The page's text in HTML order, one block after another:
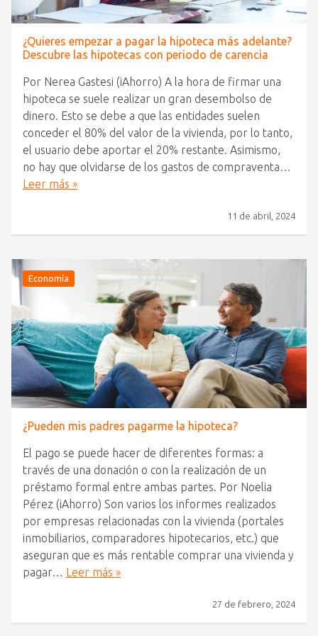
¿Quieres empezar a pagar la hipoteca más adelante?
Descubre las hipotecas con periodo de carencia
Por Nerea Gastesi (iAhorro) A la hora de firmar una
hipoteca se suele realizar un gran desembolso de
dinero. Esto se debe a que las entidades suelen
conceder el 80% del valor de la vivienda, por lo tanto,
el usuario debe aportar el 20% restante. Asimismo,
no hay que olvidarse de los gastos de compraventa…
Leer más »
11 de abril, 2024
Economía
¿Pueden mis padres pagarme la hipoteca?
El pago se puede hacer de diferentes formas: a
través de una donación o con la realización de un
préstamo formal entre ambas partes. Por Noelia
Pérez (iAhorro) Son varios los informes realizados
por empresas relacionadas con la vivienda (portales
inmobiliarios, comparadores hipotecarios, etc.) que
aseguran que es más rentable comprar una vivienda y
pagar… Leer más »
27 de febrero, 2024